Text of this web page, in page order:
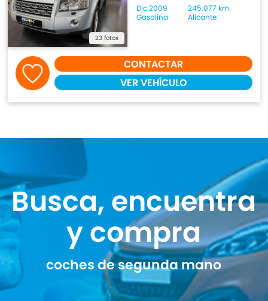
23 fotos
Dic 2009
245.077 km
Gasolina
Alicante
CONTACTAR
VER VEHÍCULO
Busca, encuentra
y compra
coches de segunda mano